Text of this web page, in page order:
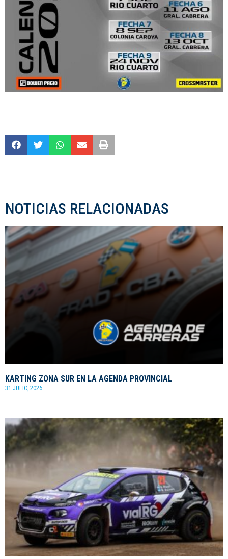
NOTICIAS RELACIONADAS
KARTING ZONA SUR EN LA AGENDA PROVINCIAL
31 JULIO, 2026